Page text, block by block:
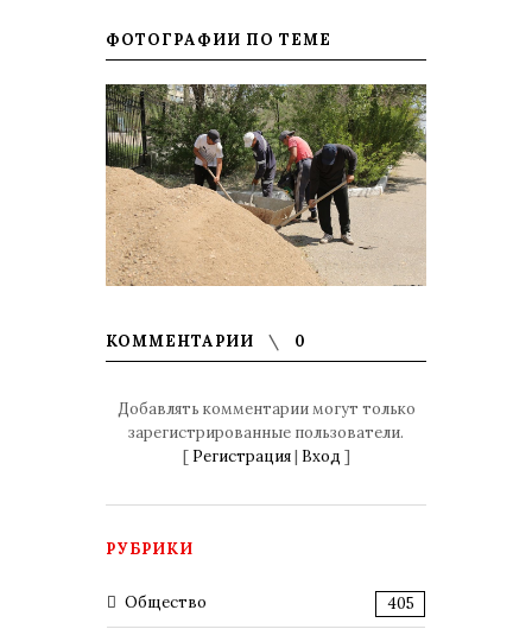
ФОТОГРАФИИ ПО ТЕМЕ
КОММЕНТАРИИ 0
Добавлять комментарии могут только
зарегистрированные пользователи.
[ Регистрация| Вход ]
РУБРИКИ
Общество 405